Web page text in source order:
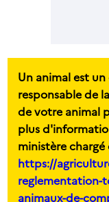
Un animal est
responsable de
de votre animal
plus
ministère
https://
reglementation-
animaux-de-